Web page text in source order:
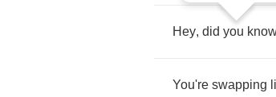
Hey, did you
You're swapping